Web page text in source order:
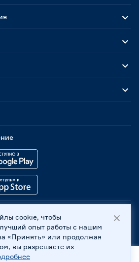
2004 -2026, 236029, г. Калининград,
7702596813, КПП 390601001 ©
данных
cookie, чтобы
опыт работы с нашим
«Принять» или продолжая
вы разрешаете их